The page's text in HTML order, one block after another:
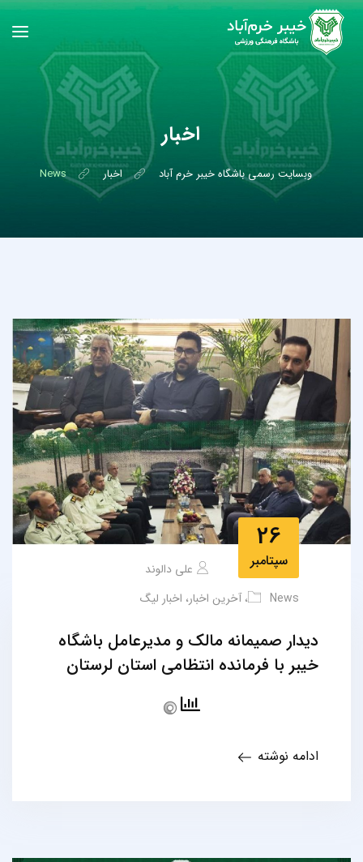
اخبار
وبسایت رسمی باشگاه خیبر خرم آباد اخبار News
26
سپتامبر
علی دالوند
News
،آخرین اخبار، اخبار لیگ
دیدار صمیمانه مالک و مدیرعامل باشگاه
خیبر با فرمانده انتظامی استان لرستان
ادامه نوشته